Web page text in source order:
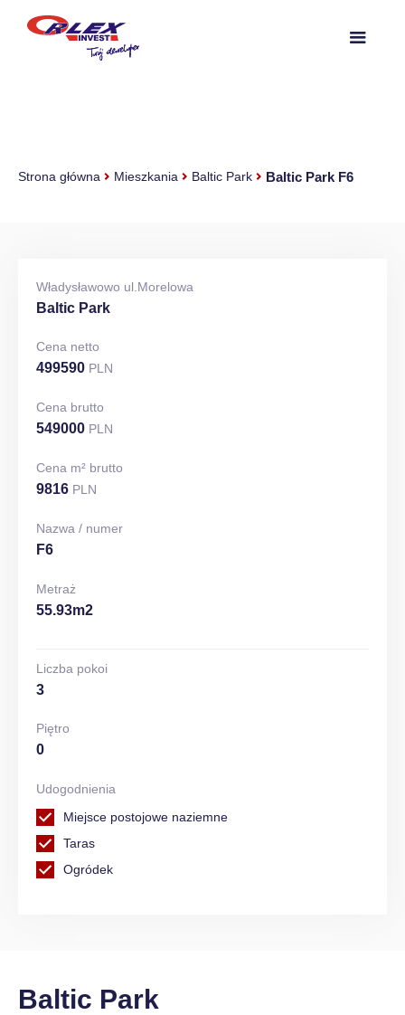
Strona główna Mieszkania Baltic Park Baltic Park F6
Władysławowo ul.Morelowa
Baltic Park
Cena netto
499590 PLN
Cena brutto
549000 PLN
Cena m² brutto
9816 PLN
Nazwa / numer
F6
Metraż
55.93m2
Liczba pokoi
3
Piętro
0
Udogodnienia
Miejsce postojowe naziemne
Taras
Ogródek
Baltic Park